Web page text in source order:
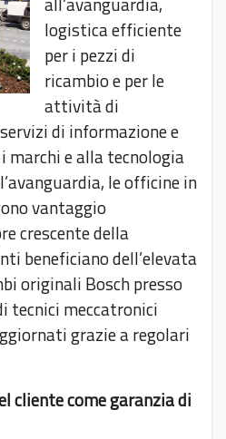
logistica efficiente
per i pezzi di
ricambio e per le
attività di
di informazione e
e alla tecnologia
le officine in
vantaggio
crescente della
beneficiano dell’elevata
originali Bosch presso
tecnici meccatronici
grazie a regolari
cliente come garanzia di